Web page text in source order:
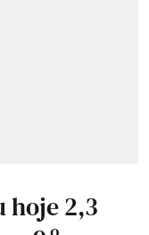
hoje 2,3